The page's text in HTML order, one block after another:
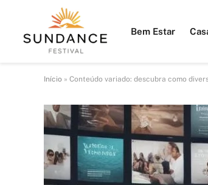
Bem Estar
Início » Conteúdo variado: descubra como